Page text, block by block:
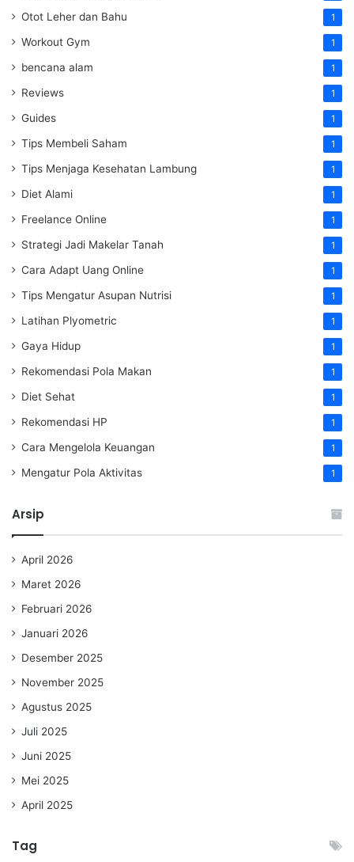
Otot Leher dan Bahu 1
Workout Gym 1
bencana alam 1
Reviews 1
Guides 1
Tips Membeli Saham 1
Tips Menjaga Kesehatan Lambung 1
Diet Alami 1
Freelance Online 1
Strategi Jadi Makelar Tanah 1
Cara Adapt Uang Online 1
Tips Mengatur Asupan Nutrisi 1
Latihan Plyometric 1
Gaya Hidup 1
Rekomendasi Pola Makan 1
Diet Sehat 1
Rekomendasi HP 1
Cara Mengelola Keuangan 1
Mengatur Pola Aktivitas 1
Arsip
April 2026
Maret 2026
Februari 2026
Januari 2026
Desember 2025
November 2025
Agustus 2025
Juli 2025
Juni 2025
Mei 2025
April 2025
Tag